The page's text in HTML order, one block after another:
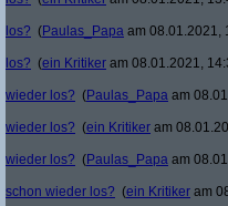
los? (Paulas_Papa am 08.01.2021,
los? (ein Kritiker am 08.01.2021,
wieder los? (Paulas_Papa am
wieder los? (ein Kritiker am
wieder los? (Paulas_Papa am
schon wieder los? (ein Kritiker am